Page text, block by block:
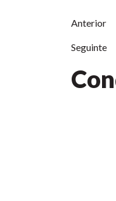
Anterior
Seguinte